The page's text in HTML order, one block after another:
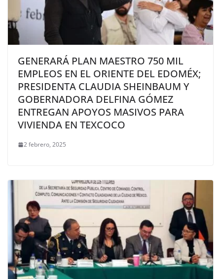
GENERARÁ PLAN MAESTRO 750 MIL
EMPLEOS EN EL ORIENTE DEL EDOMÉX;
PRESIDENTA CLAUDIA SHEINBAUM Y
GOBERNADORA DELFINA GÓMEZ
ENTREGAN APOYOS MASIVOS PARA
VIVIENDA EN TEXCOCO
2 febrero, 2025